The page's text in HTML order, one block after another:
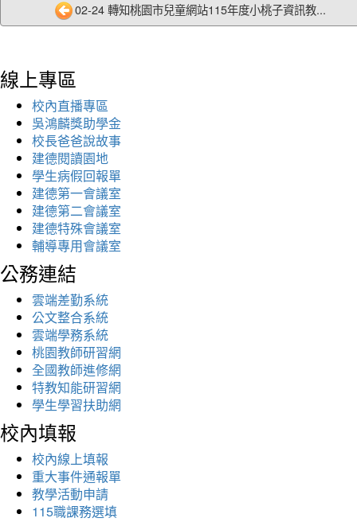
02-24 轉知桃園市兒童網站115年度小桃子資訊教...
線上專區
校內直播專區
吳鴻麟獎助學金
校長爸爸說故事
建德閱讀園地
學生病假回報單
建德第一會議室
建德第二會議室
建德特殊會議室
輔導專用會議室
公務連結
雲端差勤系統
公文整合系統
雲端學務系統
桃園教師研習網
全國教師進修網
特教知能研習網
學生學習扶助網
校內填報
校內線上填報
重大事件通報單
教學活動申請
115職課務選填